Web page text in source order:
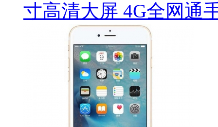
寸高清大屏 4G全网通